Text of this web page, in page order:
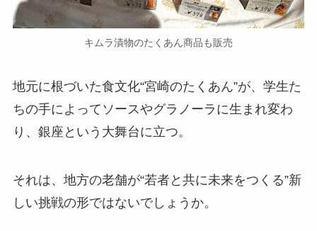
キムラ漬物のたくあん商品も販売
地元に根づいた食文化“宮崎のたくあん”が、学生た
ちの手によってソースやグラノーラに生まれ変わ
り、銀座という大舞台に立つ。
それは、地方の老舗が“若者と共に未来をつくる”新
しい挑戦の形ではないでしょうか。